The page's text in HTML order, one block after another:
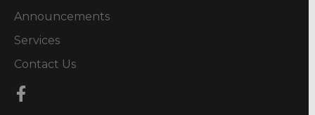
Announcements
Services
Contact Us